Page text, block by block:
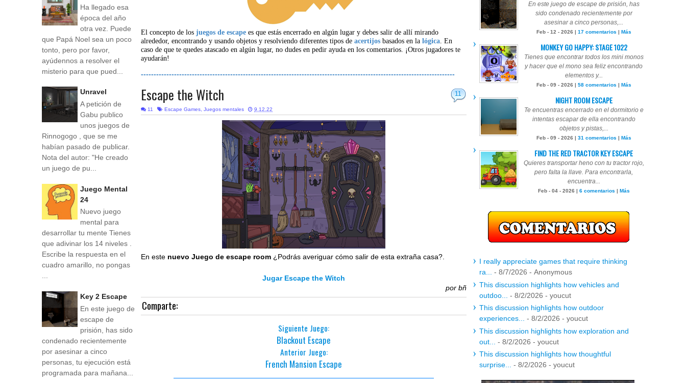
El concepto de losjuegos de escape es que estás encerrado en algún lugar y debes salir de allí mirando
alrededor, encontrando y usando objetos y resolviendo diferentes tipos deacertijos basados en lalógica. En
caso de que te quedes atascado en algún lugar, no dudes en pedir ayuda en los comentarios. ¡Otros jugadores te
ayudarán!
---------------------------------------------------------------------------------------------------------------------------
11
Escape the Witch
11 Escape Games Juegos mentales 9.12.22
En este nuevo Juego de escape room ¿Podrás averiguar cómo salir de esta extraña casa?.
Jugar Escape the Witch
por bñ
Comparte:
Siguiente Juego:
Blackout Escape
Anterior Juego:
French Mansion Escape
Ha llegado esa
época del año
otra vez. Puede
que Papá Noel sea un poco
tonto, pero por favor,
ayúdennos a resolver el
misterio para que pued...
Unravel
A petición de
Gabu publico
unos juegos de
Rinnogogo , que se me
habían pasado de publicar.
Nota del autor: "He creado
un juego de pu...
Juego Mental
24
Nuevo juego
mental para
desarrollar tu mente Tienes
que adivinar los 14 niveles .
Escribe la respuesta en el
cuadro amarillo, no pongas
...
Key 2 Escape
En este juego de
escape de
prisión, has sido
condenado recientemente
por asesinar a cinco
personas, tu ejecución está
programada para mañana...
En este juego de escape de prisión, has
sido condenado recientemente por
asesinar a cinco personas,...
Feb - 12 - 2026 | 17 comentarios | Más
MONKEY GO HAPPY: STAGE 1022
Tienes que encontrar todos los mini monos
y hacer que el mono sea feliz encontrando
elementos y...
Feb - 09 - 2026 | 58 comentarios | Más
NIGHT ROOM ESCAPE
Te encuentras encerrado en el dormitorio e
intentas escapar de ella encontrando
objetos y pistas,...
Feb - 09 - 2026 | 31 comentarios | Más
FIND THE RED TRACTOR KEY ESCAPE
Quieres transportar heno con tu tractor rojo,
pero falta la llave. Para encontrarla,
encuentra...
Feb - 04 - 2026 | 6 comentarios | Más
I really appreciate games that require thinking
ra...
- 8/7/2026 - Anonymous
This discussion highlights how vehicles and
outdoo...
- 8/2/2026 - youcut
This discussion highlights how outdoor
experiences...
- 8/2/2026 - youcut
This discussion highlights how exploration and
out...
- 8/2/2026 - youcut
This discussion highlights how thoughtful
surprise...
- 8/2/2026 - youcut